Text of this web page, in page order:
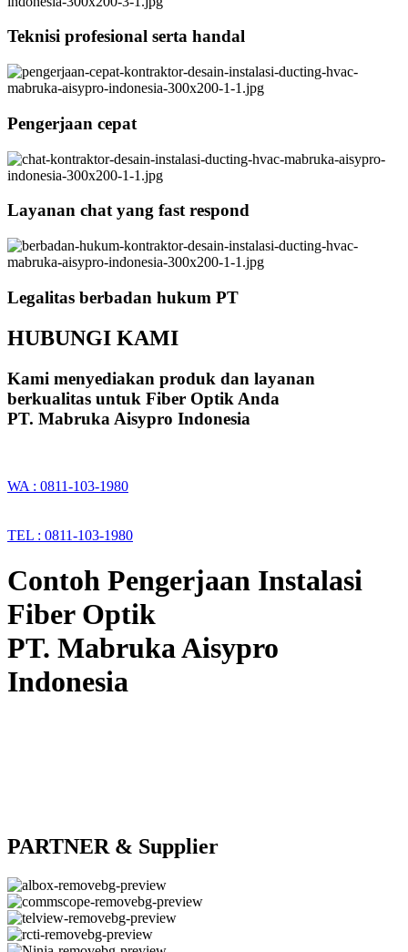
Teknisi profesional serta handal
Pengerjaan cepat
Layanan chat yang fast respond
Legalitas berbadan hukum PT
HUBUNGI KAMI
Kami menyediakan produk dan layanan
berkualitas untuk Fiber Optik Anda
PT. Mabruka Aisypro Indonesia
WA : 0811-103-1980
TEL : 0811-103-1980
Contoh Pengerjaan Instalasi
Fiber Optik
PT. Mabruka Aisypro
Indonesia
PARTNER & Supplier